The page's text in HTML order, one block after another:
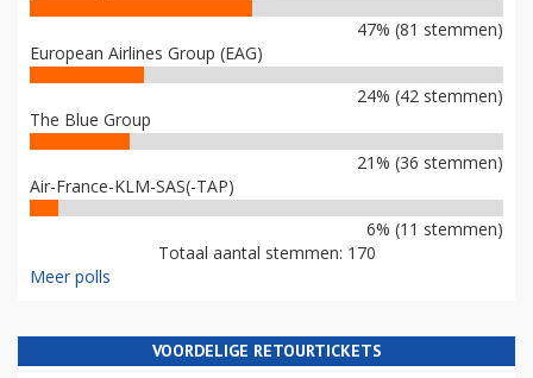
47% (81 stemmen)
European Airlines Group (EAG)
24% (42 stemmen)
The Blue Group
21% (36 stemmen)
Air-France-KLM-SAS(-TAP)
6% (11 stemmen)
Totaal aantal stemmen: 170
Meer polls
VOORDELIGE RETOURTICKETS